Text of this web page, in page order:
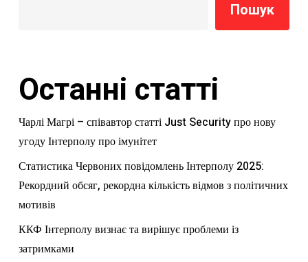
Пошук
Останні статті
Чарлі Магрі – співавтор статті Just Security про нову
угоду Інтерполу про імунітет
Статистика Червоних повідомлень Інтерполу 2025:
Рекордний обсяг, рекордна кількість відмов з політичних
мотивів
ККФ Інтерполу визнає та вирішує проблеми із
затримками